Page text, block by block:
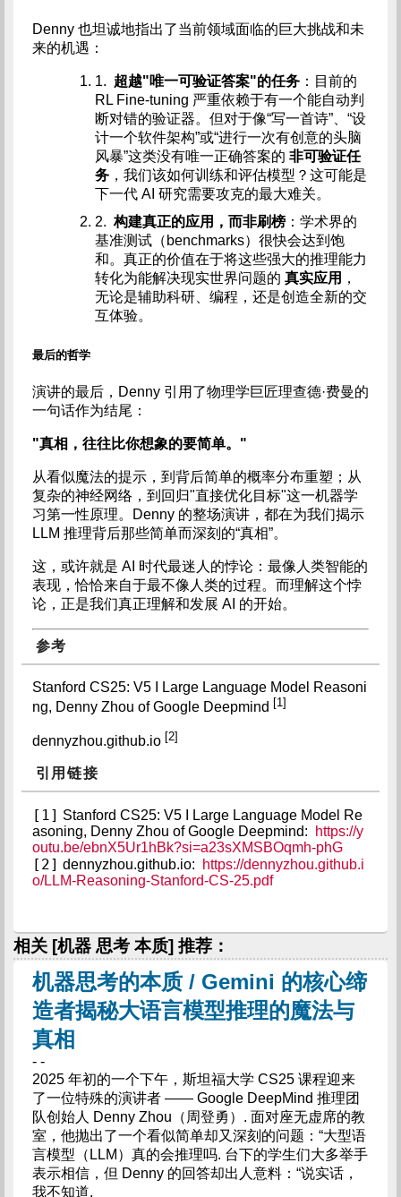
Denny 也坦诚地指出了当前领域面临的巨大挑战和未
来的机遇：
1. 超越"唯一可验证答案"的任务：目前的
RL Fine-tuning 严重依赖于有一个能自动判
断对错的验证器。但对于像“写一首诗”、“设
计一个软件架构”或“进行一次有创意的头脑
风暴”这类没有唯一正确答案的 非可验证任
务，我们该如何训练和评估模型？这可能是
下一代 AI 研究需要攻克的最大难关。
2.构建真正的应用，而非刷榜：学术界的
基准测试（benchmarks）很快会达到饱
和。真正的价值在于将这些强大的推理能力
转化为能解决现实世界问题的 真实应用 ，
无论是辅助科研、编程，还是创造全新的交
互体验。
最后的哲学
演讲的最后，Denny 引用了物理学巨匠理查德·费曼的
一句话作为结尾：
"真相，往往比你想象的要简单。"
从看似魔法的提示，到背后简单的概率分布重塑；从
复杂的神经网络，到回归"直接优化目标"这一机器学
习第一性原理。Denny 的整场演讲，都在为我们揭示
LLM 推理背后那些简单而深刻的“真相”。
这，或许就是 AI 时代最迷人的悖论：最像人类智能的
表现，恰恰来自于最不像人类的过程。而理解这个悖
论，正是我们真正理解和发展 AI 的开始。
参考
Stanford CS25: V5 I Large Language Model Reasoni
ng, Denny Zhou of Google Deepmind [1]
dennyzhou.github.io [2]
引用链接
[1] Stanford CS25: V5 I Large Language Model Re
asoning, Denny Zhou of Google Deepmind:
https://y
outu.be/ebnX5Ur1hBk?si=a23sXMSBOqmh-phG
[2] dennyzhou.github.io:
https://dennyzhou.github.i
o/LLM-Reasoning-Stanford-CS-25.pdf
相关 [机器 思考 本质] 推荐：
机器思考的本质 / Gemini 的核心缔
造者揭秘大语言模型推理的魔法与
真相
- -
2025 年初的一个下午，斯坦福大学 CS25 课程迎来
了一位特殊的演讲者 —— Google DeepMind 推理团
队创始人 Denny Zhou（周登勇）. 面对座无虚席的教
室，他抛出了一个看似简单却又深刻的问题：“大型语
言模型（LLM）真的会推理吗. 台下的学生们大多举手
表示相信，但 Denny 的回答却出人意料：“说实话，
我不知道.